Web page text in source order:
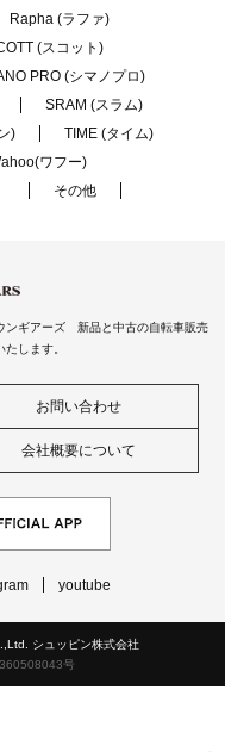
Rapha (ラファ)
(スコット)
PRO (シマノプロ)
SRAM (スラム)
)
TIME (タイム)
ワフー)
その他
ンギアーズ 新品と中古の自転車販売
します。
お問い合わせ
会社概要について
youtube
シュッピン株式会社
号